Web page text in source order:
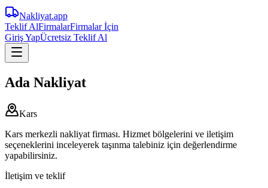
Nakliyat.app
Teklif AlFirmalarFirmalar İçin
Giriş YapÜcretsiz Teklif Al
Ada Nakliyat
Kars
Kars merkezli nakliyat firması. Hizmet bölgelerini ve iletişim
seçeneklerini inceleyerek taşınma talebiniz için değerlendirme
yapabilirsiniz.
İletişim ve teklif